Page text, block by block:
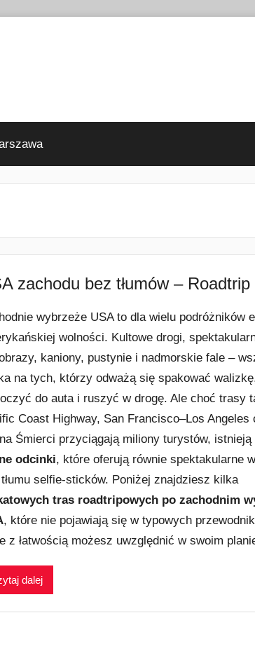
zachodu bez tłumów – Roadtrip
wybrzeże USA to dla wielu podróżników
wolności. Kultowe drogi,
kaniony, pustynie i nadmorskie fale –
na tych, którzy odważą się spakować
do auta i ruszyć w drogę. Ale choć trasy
Coast Highway, San Francisco–Los Angeles
Śmierci przyciągają miliony turystów, istnieją
odcinki, które oferują równie spektakularne
selfie-sticków. Poniżej znajdziesz kilka
tras roadtripowych po zachodnim
, które nie pojawiają się w typowych
z łatwością możesz uwzględnić w swoim
dalej